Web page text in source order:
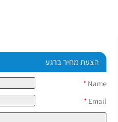
הצעת מחיר ברגע
Name
*
Email
*